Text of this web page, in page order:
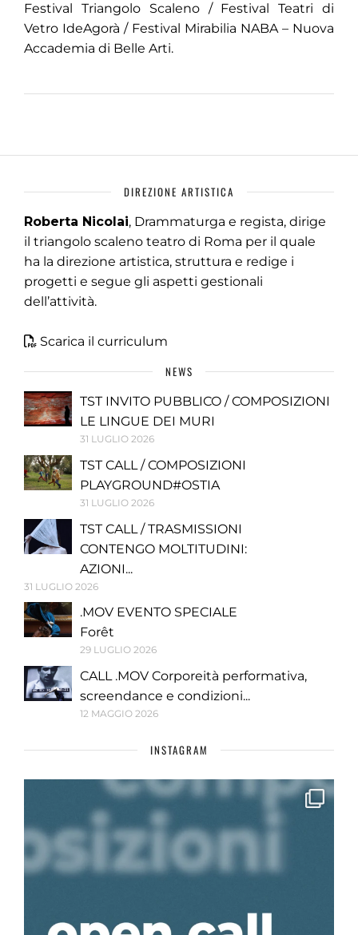
Festival Triangolo Scaleno / Festival Teatri di
Vetro IdeAgorà / Festival Mirabilia NABA – Nuova
Accademia di Belle Arti.
DIREZIONE ARTISTICA
Roberta Nicolai, Drammaturga e regista, dirige
il triangolo scaleno teatro di Roma per il quale
ha la direzione artistica, struttura e redige i
progetti e segue gli aspetti gestionali
dell’attività.
Scarica il curriculum
NEWS
TST INVITO PUBBLICO / COMPOSIZIONI
LE LINGUE DEI MURI
31 LUGLIO 2026
TST CALL / COMPOSIZIONI
PLAYGROUND#OSTIA
31 LUGLIO 2026
TST CALL / TRASMISSIONI
CONTENGO MOLTITUDINI:
AZIONI...
31 LUGLIO 2026
.MOV EVENTO SPECIALE
Forêt
29 LUGLIO 2026
CALL .MOV Corporeità performativa,
screendance e condizioni...
12 MAGGIO 2026
INSTAGRAM